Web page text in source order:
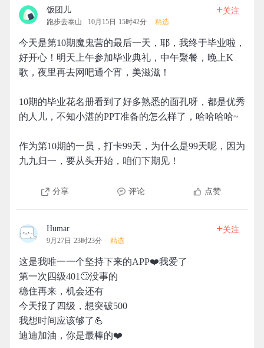
饭团儿
跑步去泰山 10月15日 15时42分 精选
+关注
今天是第10期魔鬼营的最后一天，耶，我终于毕业啦，
好开心！明天上午参加毕业典礼，中午聚餐，晚上K
歌，夜里再去网吧通个宵，美滋滋！
10期的毕业花名册看到了好多熟悉的面孔呀，都是优秀
的人儿，不知小湛的PPT准备的怎么样了，哈哈哈哈~
作为第10期的一员，打卡99天，为什么是99天呢，因为
九九归一，要从头开始，咱们下期见！
分享 评论 点赞
Humar
9月27日 23时23分 精选
+关注
这是我唯一一个坚持下来的APP❤️我爱了
第一次四级401🙄️没事的
稳住再来，机会还有
今天报了四级，想突破500
我想时间应该够了💪️
迪迪加油，你是最棒的❤️